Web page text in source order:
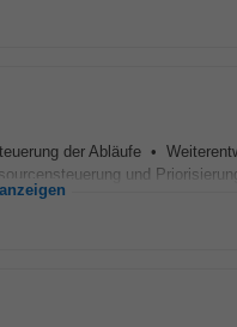
der Abläufe •
und